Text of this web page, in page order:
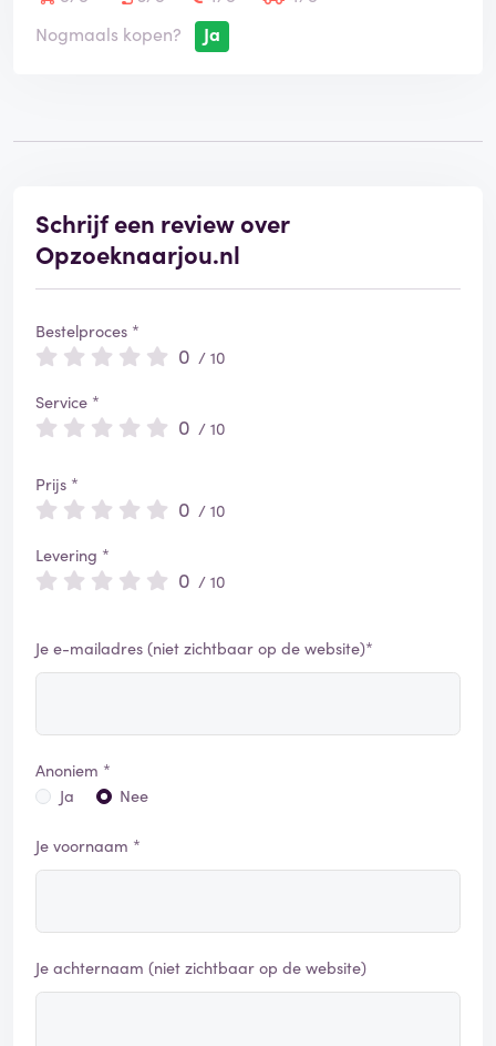
Nogmaals kopen?
Ja
Schrijf een review over
Opzoeknaarjou.nl
Bestelproces *
0 / 10
Service *
0 / 10
Prijs *
0 / 10
Levering *
0 / 10
Je e-mailadres (niet zichtbaar op de website)*
Anoniem *
Ja
Nee
Je voornaam *
Je achternaam (niet zichtbaar op de website)